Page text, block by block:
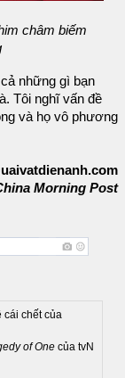
châm biếm
những gì bạn
Tôi nghĩ vấn đề
và họ vô phương
Morning Post
chết của
of One của tvN